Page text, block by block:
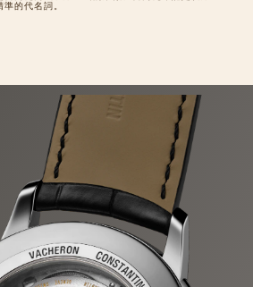
的代名詞。